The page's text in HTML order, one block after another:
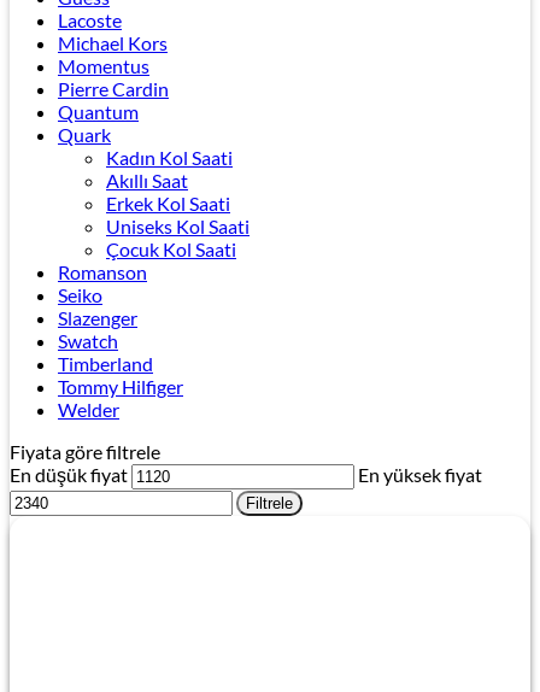
Lacoste
Michael Kors
Momentus
Pierre Cardin
Quantum
Quark
Kadın Kol Saati
Akıllı Saat
Erkek Kol Saati
Uniseks Kol Saati
Çocuk Kol Saati
Romanson
Seiko
Slazenger
Swatch
Timberland
Tommy Hilfiger
Welder
Fiyata göre filtrele
En düşük fiyat
En yüksek fiyat
Filtrele